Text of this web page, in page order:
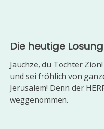
Die heutige Losung
Jauchze, du Tochter
und sei fröhlich von
Jerusalem! Denn der
weggenommen.